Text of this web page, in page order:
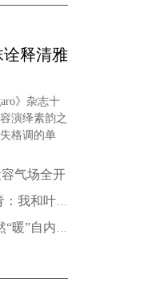
释清雅
》杂志十
演绎素韵之
格调的单
气场全开
伊丽媛领衔主演《冰雪之名》顺利杀青：我和叶小小都属于孤注一掷的
米茜尔2021秋冬“新塑”引热议 归于自然“暖”自内心